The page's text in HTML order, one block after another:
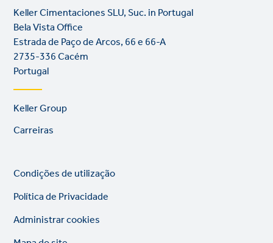
Keller Cimentaciones SLU, Suc. in Portugal
Bela Vista Office
Estrada de Paço de Arcos, 66 e 66-A
2735-336 Cacém
Portugal
Footer
links
Keller Group
Carreiras
Legal
Condições de utilização
Política de Privacidade
Administrar cookies